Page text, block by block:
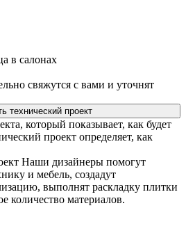
в салонах
свяжутся с вами и уточнят
технический проект
который показывает, как будет
проект определяет, как
Наши дизайнеры помогут
и мебель, создадут
выполнят раскладку плитки
количество материалов.